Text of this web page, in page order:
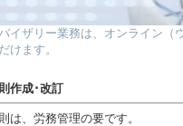
イザリー業務は、オンライン（
けます。
作成･改訂
は、労務管理の要です。